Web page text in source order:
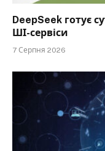
DeepSeek готує
ШІ-сервіси
7 Серпня 2026